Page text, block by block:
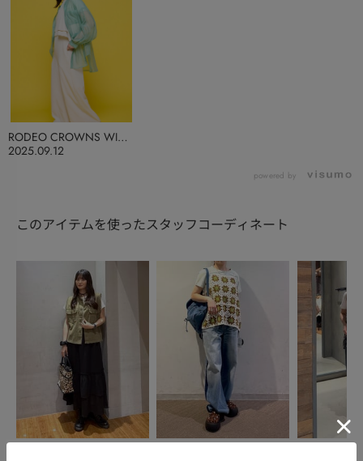
2025.09.12
RODEO CROWNS WIDE
BOWL
powered by
このアイテムを使ったスタッフコーディネート
RODEO